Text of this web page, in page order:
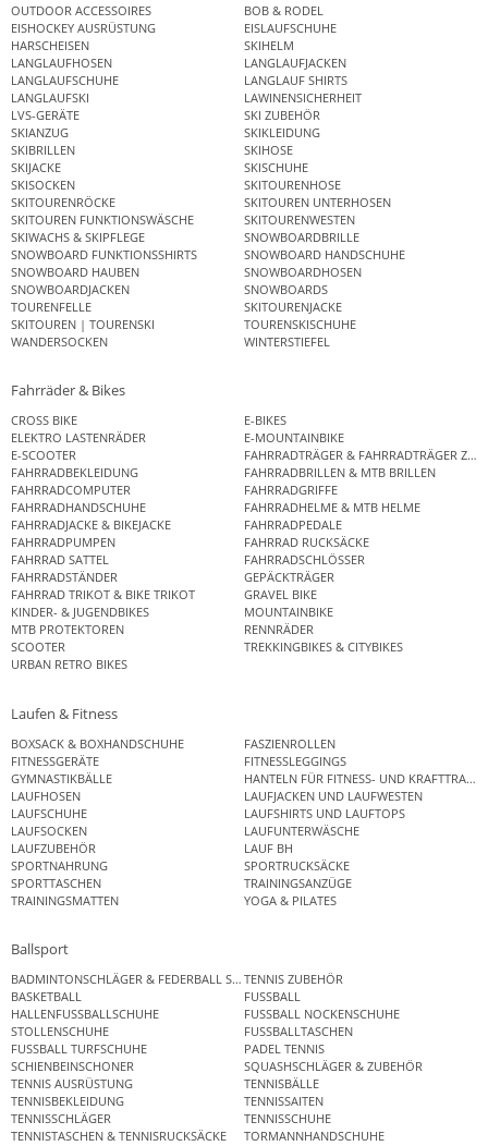
OUTDOOR ACCESSOIRES
BOB & RODEL
EISHOCKEY AUSRÜSTUNG
EISLAUFSCHUHE
HARSCHEISEN
SKIHELM
LANGLAUFHOSEN
LANGLAUFJACKEN
LANGLAUFSCHUHE
LANGLAUF SHIRTS
LANGLAUFSKI
LAWINENSICHERHEIT
LVS-GERÄTE
SKI ZUBEHÖR
SKIANZUG
SKIKLEIDUNG
SKIBRILLEN
SKIHOSE
SKIJACKE
SKISCHUHE
SKISOCKEN
SKITOURENHOSE
SKITOURENRÖCKE
SKITOUREN UNTERHOSEN
SKITOUREN FUNKTIONSWÄSCHE
SKITOURENWESTEN
SKIWACHS & SKIPFLEGE
SNOWBOARDBRILLE
SNOWBOARD FUNKTIONSSHIRTS
SNOWBOARD HANDSCHUHE
SNOWBOARD HAUBEN
SNOWBOARDHOSEN
SNOWBOARDJACKEN
SNOWBOARDS
TOURENFELLE
SKITOURENJACKE
SKITOUREN | TOURENSKI
TOURENSKISCHUHE
WANDERSOCKEN
WINTERSTIEFEL
Fahrräder & Bikes
CROSS BIKE
E-BIKES
ELEKTRO LASTENRÄDER
E-MOUNTAINBIKE
E-SCOOTER
FAHRRADTRÄGER & FAHRRADTRÄGER
FAHRRADBEKLEIDUNG
FAHRRADBRILLEN & MTB BRILLEN
FAHRRADCOMPUTER
FAHRRADGRIFFE
FAHRRADHANDSCHUHE
FAHRRADHELME & MTB HELME
FAHRRADJACKE & BIKEJACKE
FAHRRADPEDALE
FAHRRADPUMPEN
FAHRRAD RUCKSÄCKE
FAHRRAD SATTEL
FAHRRADSCHLÖSSER
FAHRRADSTÄNDER
GEPÄCKTRÄGER
FAHRRAD TRIKOT & BIKE TRIKOT
GRAVEL BIKE
KINDER- & JUGENDBIKES
MOUNTAINBIKE
MTB PROTEKTOREN
RENNRÄDER
SCOOTER
TREKKINGBIKES & CITYBIKES
URBAN RETRO BIKES
Laufen & Fitness
BOXSACK & BOXHANDSCHUHE
FASZIENROLLEN
FITNESSGERÄTE
FITNESSLEGGINGS
GYMNASTIKBÄLLE
HANTELN FÜR FITNESS- UND
LAUFHOSEN
LAUFJACKEN UND LAUFWESTEN
LAUFSCHUHE
LAUFSHIRTS UND LAUFTOPS
LAUFSOCKEN
LAUFUNTERWÄSCHE
LAUFZUBEHÖR
LAUF BH
SPORTNAHRUNG
SPORTRUCKSÄCKE
SPORTTASCHEN
TRAININGSANZÜGE
TRAININGSMATTEN
YOGA & PILATES
Ballsport
BADMINTONSCHLÄGER & FEDERBALL SETSTENNIS ZUBEHÖR
BASKETBALL
FUSSBALL
HALLENFUSSBALLSCHUHE
FUSSBALL NOCKENSCHUHE
STOLLENSCHUHE
FUSSBALLTASCHEN
FUSSBALL TURFSCHUHE
PADEL TENNIS
SCHIENBEINSCHONER
SQUASHSCHLÄGER & ZUBEHÖR
TENNIS AUSRÜSTUNG
TENNISBÄLLE
TENNISBEKLEIDUNG
TENNISSAITEN
TENNISSCHLÄGER
TENNISSCHUHE
TENNISTASCHEN & TENNISRUCKSÄCKE
TORMANNHANDSCHUHE